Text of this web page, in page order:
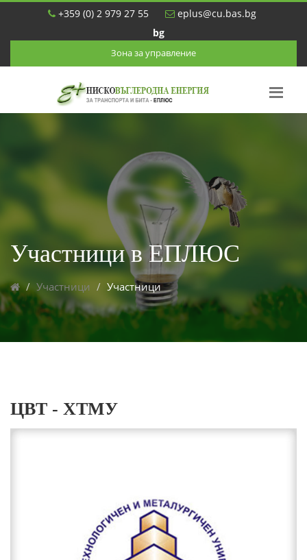
+359 (0) 2 979 27 55
eplus@cu.bas.bg
bg
Зона за управление
Участници в ЕПЛЮС
Участници Участници
ЦВТ - ХТМУ